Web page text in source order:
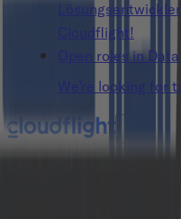
Cloudflight!
Open roles in Data
We’re looking for